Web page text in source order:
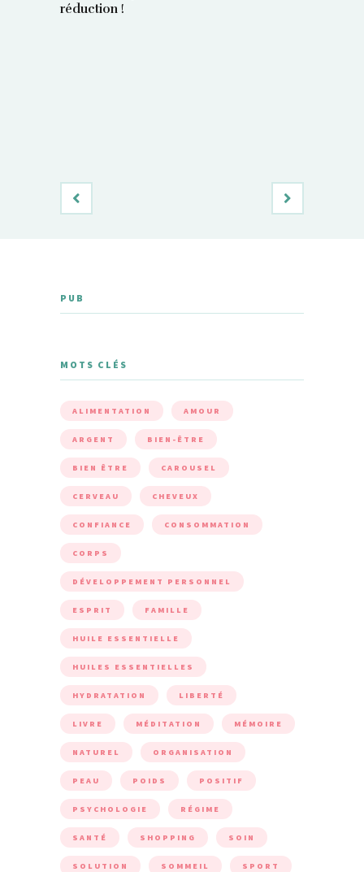
réduction !
PUB
MOTS CLÉS
ALIMENTATION AMOUR
ARGENT BIEN-ÊTRE
BIEN ÊTRE CAROUSEL
CERVEAU CHEVEUX
CONFIANCE CONSOMMATION
CORPS
DÉVELOPPEMENT PERSONNEL
ESPRIT FAMILLE
HUILE ESSENTIELLE
HUILES ESSENTIELLES
HYDRATATION LIBERTÉ
LIVRE MÉDITATION MÉMOIRE
NATUREL ORGANISATION
PEAU POIDS POSITIF
PSYCHOLOGIE RÉGIME
SANTÉ SHOPPING SOIN
SOLUTION SOMMEIL SPORT